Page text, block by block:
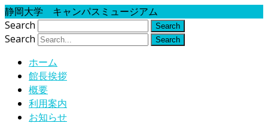
静岡大学 キャンパスミュージアム
Search
Search
ホーム
館長挨拶
概要
利用案内
お知らせ